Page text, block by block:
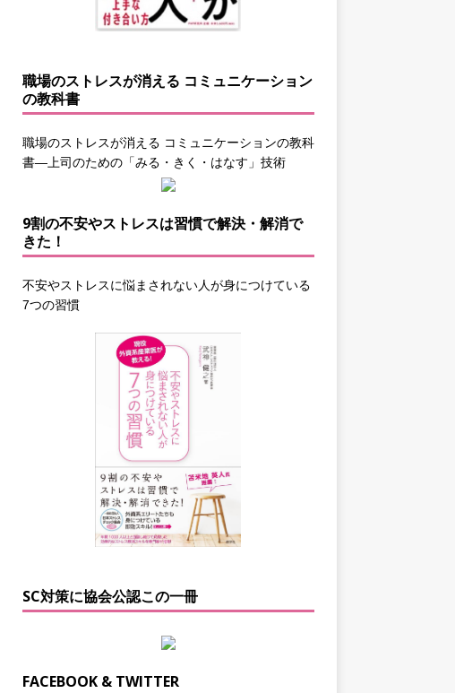
職場のストレスが消える コミュニケーション
の教科書
職場のストレスが消える コミュニケーションの教科
書―上司のための「みる・きく・はなす」技術
9割の不安やストレスは習慣で解決・解消で
きた！
不安やストレスに悩まされない人が身につけている
7つの習慣
SC対策に協会公認この一冊
FACEBOOK & TWITTER